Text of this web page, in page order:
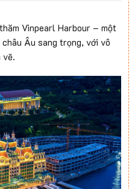
Vinpearl Harbour – một
châu Âu sang trọng, với vô
vẽ.